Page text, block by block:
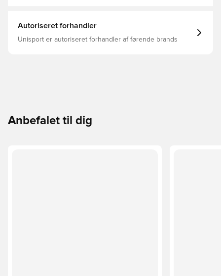
Autoriseret forhandler
Unisport er autoriseret forhandler af førende brands
Anbefalet til dig